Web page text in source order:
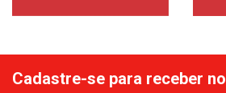
Cadastre-se para receber